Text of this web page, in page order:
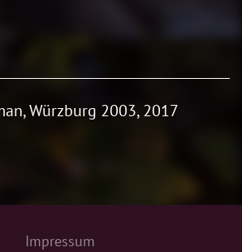
Würzburg 2003, 2017
Impressum